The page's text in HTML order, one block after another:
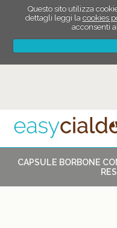
Questo sito utilizza
dettagli leggi la cookies
acconsenti
CAPSULE BORBONE